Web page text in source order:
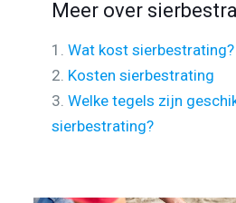
Meer over
1. Wat kost sierbestrating?
2. Kosten sierbestrating
3. Welke tegels zijn
sierbestrating?